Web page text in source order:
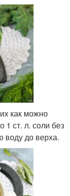
как можно
1 ст. л. соли без
воду до верха.